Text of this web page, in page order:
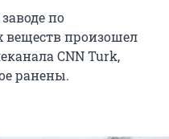
по
произошел
CNN Turk,
ранены.